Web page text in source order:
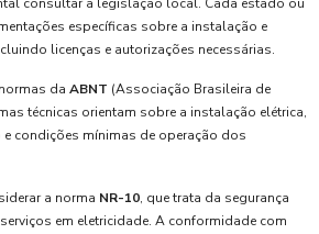
específicas sobre a instalação e
licenças e autorizações necessárias.
da ABNT (Associação Brasileira de
técnicas orientam sobre a instalação elétrica,
condições mínimas de operação dos
a norma NR-10, que trata da segurança
em eletricidade. A conformidade com